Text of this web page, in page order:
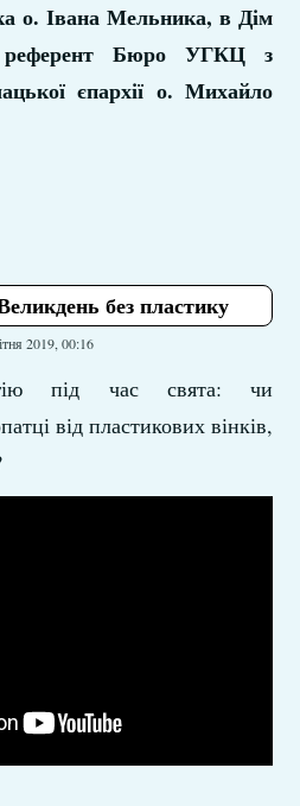
о. Івана Мельника, в Дім
референт Бюро УГКЦ з
єпархії о. Михайло
без пластику
2019, 00:16
під час свята: чи
від пластикових вінків,